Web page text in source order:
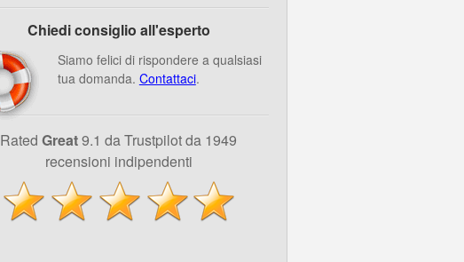
Chiedi consiglio all'esperto
Siamo felici di rispondere a qualsiasi
tua domanda. Contattaci.
RatedGreat9.1 da Trustpilot da 1949
recensioni indipendenti